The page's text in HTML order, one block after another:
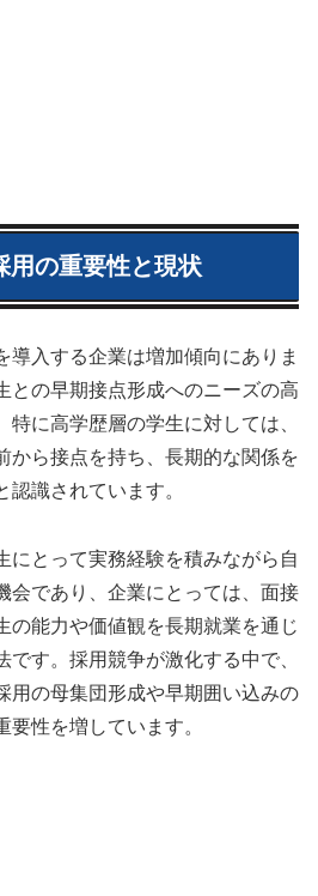
用の重要性と現状
導入する企業は増加傾向にありま
との早期接点形成へのニーズの高
特に高学歴層の学生に対しては、
から接点を持ち、長期的な関係を
識されています。
にとって実務経験を積みながら自
会であり、企業にとっては、面接
の能力や価値観を長期就業を通じ
です。採用競争が激化する中で、
用の母集団形成や早期囲い込みの
性を増しています。